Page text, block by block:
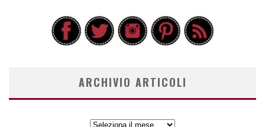
ARCHIVIO ARTICOLI
ARCHIVIO